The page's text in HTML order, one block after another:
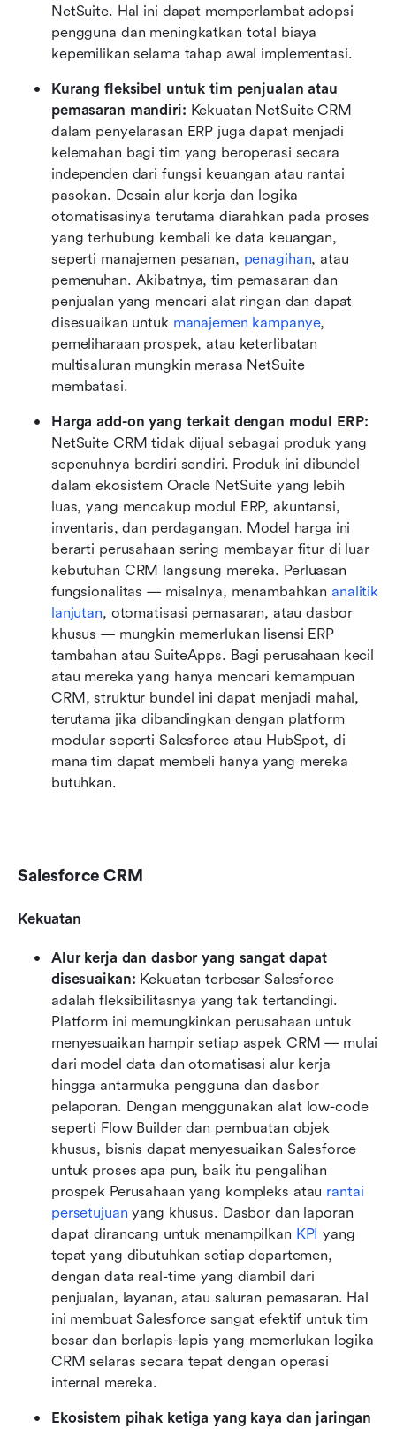
NetSuite. Hal ini dapat memperlambat adopsi
pengguna dan meningkatkan total biaya
kepemilikan selama tahap awal implementasi.
Kurang fleksibel untuk tim penjualan atau
pemasaran mandiri: Kekuatan NetSuite CRM
dalam penyelarasan ERP juga dapat menjadi
kelemahan bagi tim yang beroperasi secara
independen dari fungsi keuangan atau rantai
pasokan. Desain alur kerja dan logika
otomatisasinya terutama diarahkan pada proses
yang terhubung kembali ke data keuangan,
seperti manajemen pesanan, penagihan, atau
pemenuhan. Akibatnya, tim pemasaran dan
penjualan yang mencari alat ringan dan dapat
disesuaikan untuk manajemen kampanye,
pemeliharaan prospek, atau keterlibatan
multisaluran mungkin merasa NetSuite
membatasi.
NetSuite CRM tidak dijual sebagai produk yang
sepenuhnya berdiri sendiri. Produk ini dibundel
dalam ekosistem Oracle NetSuite yang lebih
luas, yang mencakup modul ERP, akuntansi,
inventaris, dan perdagangan. Model harga ini
berarti perusahaan sering membayar fitur di luar
kebutuhan CRM langsung mereka. Perluasan
fungsionalitas — misalnya, menambahkan analitik
lanjutan, otomatisasi pemasaran, atau dasbor
khusus — mungkin memerlukan lisensi ERP
tambahan atau SuiteApps. Bagi perusahaan kecil
atau mereka yang hanya mencari kemampuan
CRM, struktur bundel ini dapat menjadi mahal,
terutama jika dibandingkan dengan platform
modular seperti Salesforce atau HubSpot, di
mana tim dapat membeli hanya yang mereka
butuhkan.
Salesforce CRM
Kekuatan
Alur kerja dan dasbor yang sangat dapat
disesuaikan: Kekuatan terbesar Salesforce
adalah fleksibilitasnya yang tak tertandingi.
Platform ini memungkinkan perusahaan untuk
menyesuaikan hampir setiap aspek CRM — mulai
dari model data dan otomatisasi alur kerja
hingga antarmuka pengguna dan dasbor
pelaporan. Dengan menggunakan alat low-code
seperti Flow Builder dan pembuatan objek
khusus, bisnis dapat menyesuaikan Salesforce
untuk proses apa pun, baik itu pengalihan
prospek Perusahaan yang kompleks atau rantai
persetujuan yang khusus. Dasbor dan laporan
dapat dirancang untuk menampilkan KPI yang
tepat yang dibutuhkan setiap departemen,
dengan data real-time yang diambil dari
penjualan, layanan, atau saluran pemasaran. Hal
ini membuat Salesforce sangat efektif untuk tim
besar dan berlapis-lapis yang memerlukan logika
CRM selaras secara tepat dengan operasi
internal mereka.
Ekosistem pihak ketiga yang kaya dan jaringan